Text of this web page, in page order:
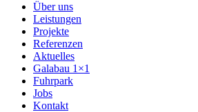
Über uns
Leistungen
Projekte
Referenzen
Aktuelles
Galabau 1×1
Fuhrpark
Jobs
Kontakt